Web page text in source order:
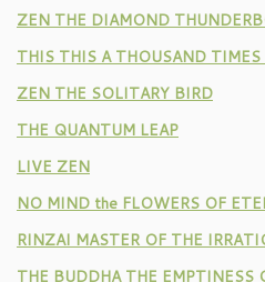
ZEN THE DIAMOND
THIS THIS A THOUSAND
ZEN THE SOLITARY BIRD
THE QUANTUM LEAP
LIVE ZEN
NO MIND the FLOWERS OF
RINZAI MASTER OF THE
THE BUDDHA THE EMPTINESS